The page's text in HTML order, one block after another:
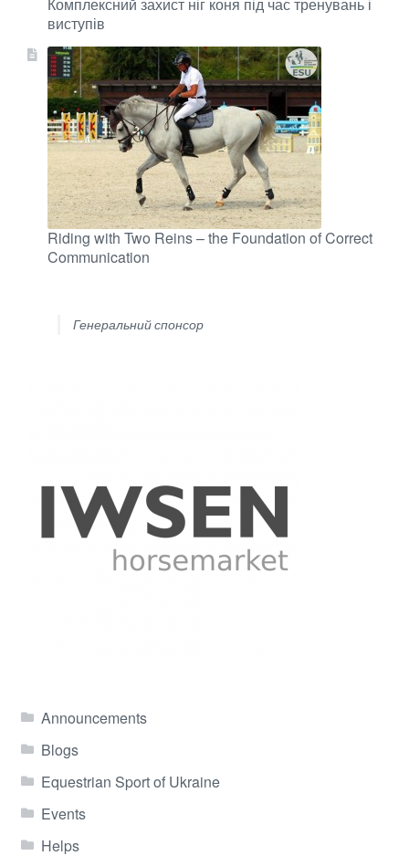
Комплексний захист ніг коня під час тренувань і
виступів
Riding with Two Reins – the Foundation of Correct
Communication
Генеральний спонсор
Announcements
Blogs
Equestrian Sport of Ukraine
Events
Helps